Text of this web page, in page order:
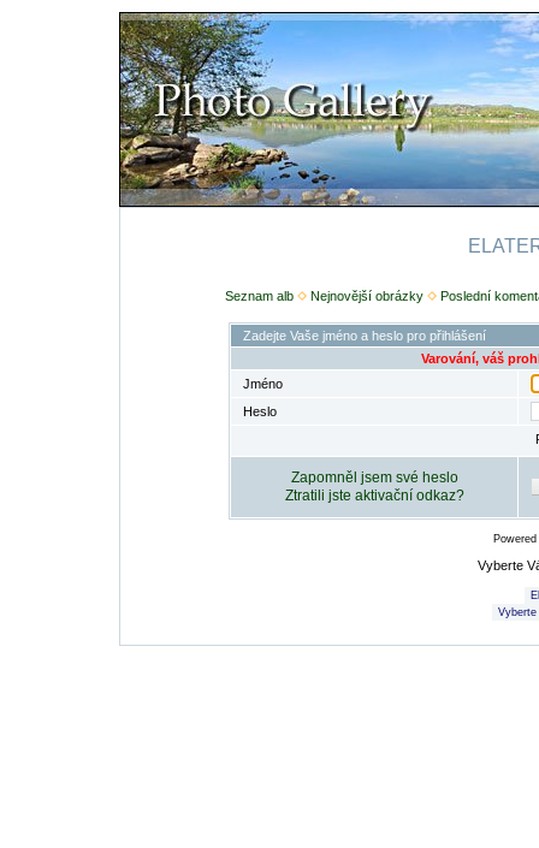
Seznam alb Nejnovější obrázky Poslední
Zadejte Vaše jméno a heslo pro přihlášení
Varování, váš
Jméno
Heslo
Zapomněl jsem své heslo
Ztratili jste aktivační odkaz?
Vyberte